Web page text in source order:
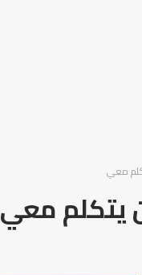
معي
يتكلم معي